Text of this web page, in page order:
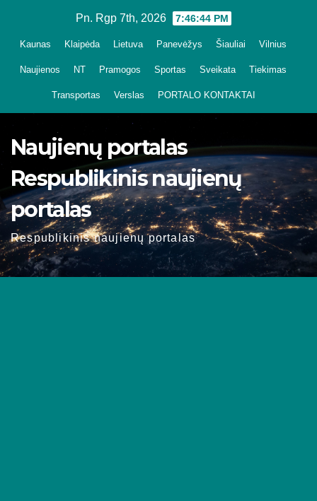
Pn. Rgp 7th, 2026 7:46:45 PM
Kaunas Klaipėda Lietuva Panevėžys Šiauliai Vilnius
Naujienos NT Pramogos Sportas Sveikata Tiekimas
Transportas Verslas PORTALO KONTAKTAI
Naujienų portalas
Respublikinis naujienų
portalas
Respublikinis naujienų portalas